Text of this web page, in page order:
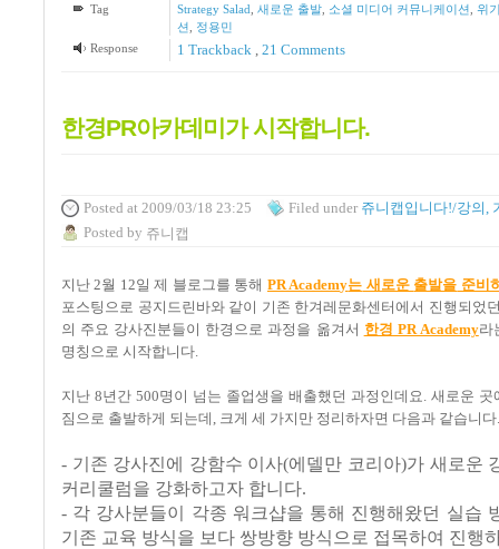
Tag Strategy Salad 새로운 출발, 소셜 미디어 커뮤니케이션 위
션
정용민
Response
1 Trackback 21 Comments
한경PR아카데미가 시작합니다.
Posted at 2009/03/18 23:25 Filed under 쥬니캡입니다!/강의,
Posted by 쥬니캡
지난 2월 12일 제 블로그를 통해 PR Academy는 새로운 출발을 준비
포스팅으로 공지드린바와 같이 기존 한겨레문화센터에서 진행되었
의 주요 강사진분들이 한경으로 과정을 옮겨서 한경 PR Academy라
명칭으로 시작합니다
지난 8년간 500명이 넘는 졸업생을 배출했던 과정인데요 새로운 곳
짐으로 출발하게 되는데
, 크게 세 가지만 정리하자면 다음과 같습니다
- 기존 강사진에 강함수 이사(에델만 코리아)가 새로운
커리쿨럼을 강화하고자 합니다.
- 각 강사분들이 각종 워크샵을 통해 진행해왔던 실습
기존 교육 방식을 보다 쌍방향 방식으로 접목하여 진행